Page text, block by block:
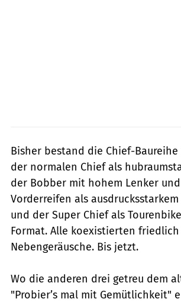
Bisher bestand die Chief-
der normalen Chief als
der Bobber mit hohem Lenker
Vorderreifen als
und der Super Chief als
Format. Alle koexistierten
Nebengeräusche. Bis jetzt.
Wo die anderen drei getreu dem
"Probier’s mal mit Gemütlichkeit"